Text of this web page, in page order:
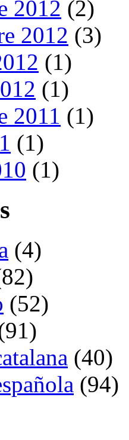
2012 (2)
2012 (3)
(1)
(1)
2011 (1)
(1)
(1)
(4)
(52)
(40)
(94)